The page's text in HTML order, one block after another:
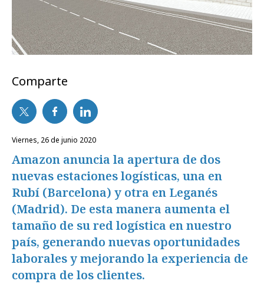
Comparte
viernes, 26 de junio 2020
Amazon anuncia la apertura de dos
nuevas estaciones logísticas, una en
Rubí (Barcelona) y otra en Leganés
(Madrid). De esta manera aumenta el
tamaño de su red logística en nuestro
país, generando nuevas oportunidades
laborales y mejorando la experiencia de
compra de los clientes.